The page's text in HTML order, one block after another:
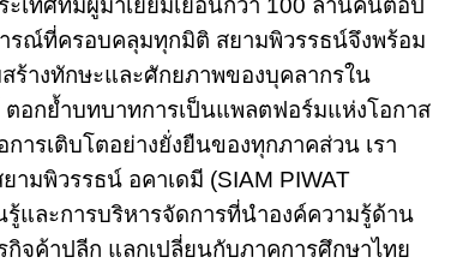
เทศที่มีผู้มาเยี่ยมเยือนกว่า 100 ล้านคนต่อปี
รณ์ที่ครอบคลุมทุกมิติ สยามพิวรรธน์จึงพร้อม
ร้างทักษะและศักยภาพของบุคลากรใน
ตอกย้ำบทบาทการเป็นแพลตฟอร์มแห่งโอกาส
การเติบโตอย่างยั่งยืนของทุกภาคส่วน เรา
ามพิวรรธน์ อคาเดมี (SIAM PIWAT
รู้และการบริหารจัดการที่นำองค์ความรู้ด้าน
จค้าปลีก แลกเปลี่ยนกับภาคการศึกษาไทย